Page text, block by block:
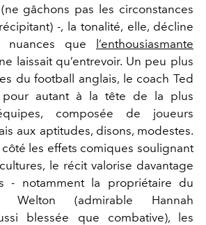
gâchons pas les circonstances
-, la tonalité, elle, décline
nuances que l’enthousiasmante
ne laissait qu’entrevoir. Un peu plus
du football anglais, le coach Ted
pour autant à la tête de la plus
composée de joueurs
aux aptitudes, disons, modestes.
les effets comiques soulignant
le récit valorise davantage
- notamment la propriétaire du
Welton (admirable Hannah
blessée que combative), les